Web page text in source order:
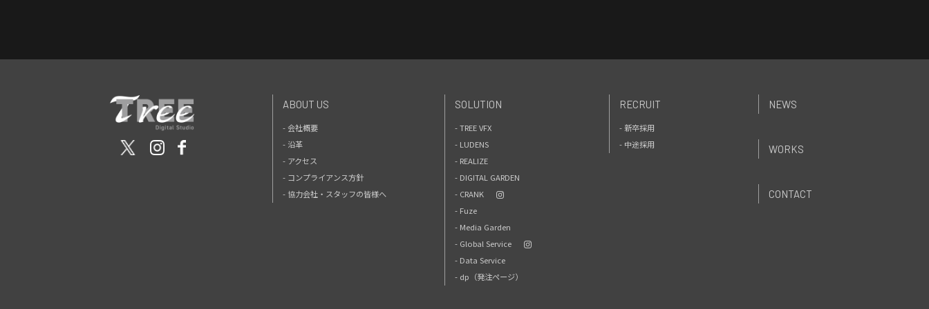
ABOUT US
- 会社概要
- 沿革
- アクセス
- コンプライアンス方針
- 協力会社・スタッフの皆様へ
SOLUTION
- TREE VFX
- LUDENS
- REALIZE
- DIGITAL GARDEN
- CRANK
- Fuze
- Media Garden
- Global Service
- Data Service
- dp（発注ページ）
RECRUIT
- 新卒採用
- 中途採用
NEWS
WORKS
CONTACT